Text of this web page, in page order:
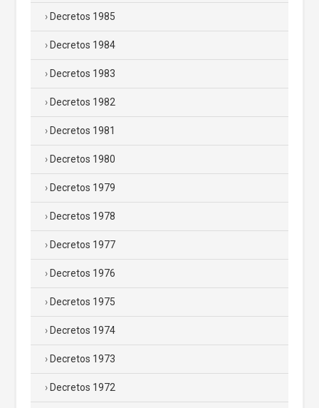
Decretos 1985
Decretos 1984
Decretos 1983
Decretos 1982
Decretos 1981
Decretos 1980
Decretos 1979
Decretos 1978
Decretos 1977
Decretos 1976
Decretos 1975
Decretos 1974
Decretos 1973
Decretos 1972